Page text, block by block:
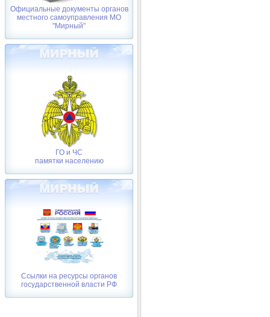
Официальные документы органов
местного самоуправления МО
"Мирный"
ГО и ЧС
памятки населению
Ссылки на ресурсы органов
государственной власти РФ